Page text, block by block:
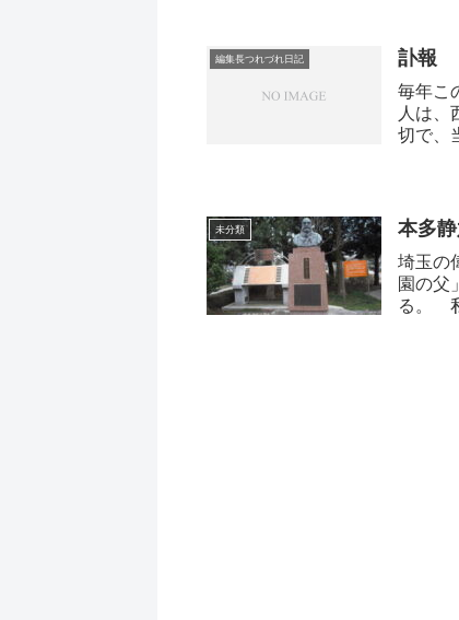
編集長つれづれ日記 訃報
毎年こ
人は、
切で、
未分類 本多
埼玉の
園の父
る。